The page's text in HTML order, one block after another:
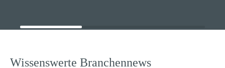
Wissenswerte Branchennews